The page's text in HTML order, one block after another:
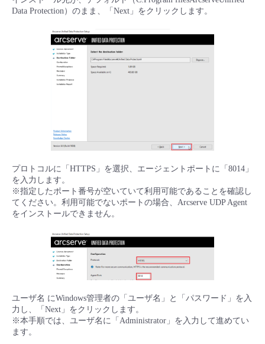
Data Protection）のまま、「Next」をクリックします。
プロトコルに「HTTPS」を選択、エージェントポートに「8014」
を入力します。
※指定したポート番号が空いていて利用可能であることを確認し
てください。利用可能でないポートの場合、Arcserve UDP Agent
をインストールできません。
ユーザ名 にWindows管理者の「ユーザ名」と「パスワード」を入
力し、「Next」をクリックします。
※本手順では、ユーザ名に「Administrator」を入力して進めてい
ます。